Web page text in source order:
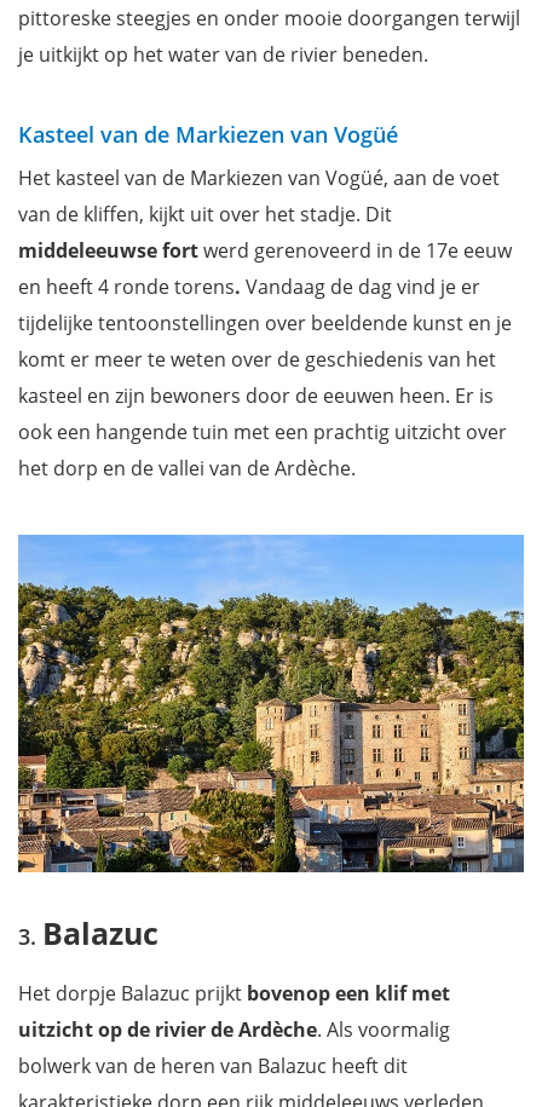
pittoreske steegjes en onder mooie doorgangen terwijl
je uitkijkt op het water van de rivier beneden.
Kasteel van de Markiezen van Vogüé
Het kasteel van de Markiezen van Vogüé, aan de voet
van de kliffen, kijkt uit over het stadje. Dit
middeleeuwse fortwerd gerenoveerd in de 17e eeuw
en heeft 4 ronde torens. Vandaag de dag vind je er
tijdelijke tentoonstellingen over beeldende kunst en je
komt er meer te weten over de geschiedenis van het
kasteel en zijn bewoners door de eeuwen heen. Er is
ook een hangende tuin met een prachtig uitzicht over
het dorp en de vallei van de Ardèche.
Balazuc
Het dorpje Balazuc prijkt bovenop een klif met
uitzicht op de rivier de Ardèche. Als voormalig
bolwerk van de heren van Balazuc heeft dit